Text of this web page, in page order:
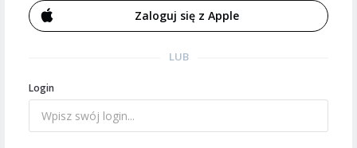
Zaloguj się z Apple
LUB
Login